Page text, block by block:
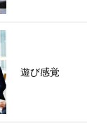
遊び感覚